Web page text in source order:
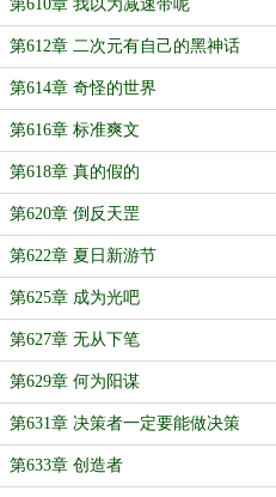
第610章 我以为减速带呢
第612章 二次元有自己的黑神话
第614章 奇怪的世界
第616章 标准爽文
第618章 真的假的
第620章 倒反天罡
第622章 夏日新游节
第625章 成为光吧
第627章 无从下笔
第629章 何为阳谋
第631章 决策者一定要能做决策
第633章 创造者